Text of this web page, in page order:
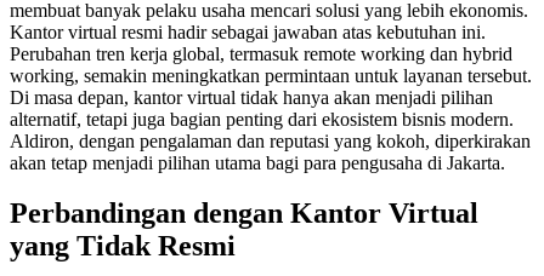
membuat banyak pelaku usaha mencari solusi yang lebih ekonomis.
Kantor virtual resmi hadir sebagai jawaban atas kebutuhan ini.
Perubahan tren kerja global, termasuk remote working dan hybrid
working, semakin meningkatkan permintaan untuk layanan tersebut.
Di masa depan, kantor virtual tidak hanya akan menjadi pilihan
alternatif, tetapi juga bagian penting dari ekosistem bisnis modern.
Aldiron, dengan pengalaman dan reputasi yang kokoh, diperkirakan
akan tetap menjadi pilihan utama bagi para pengusaha di Jakarta.
Perbandingan dengan Kantor Virtual
yang Tidak Resmi